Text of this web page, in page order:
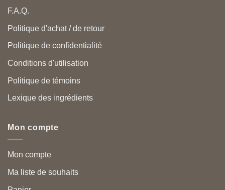
F.A.Q.
Politique d'achat / de retour
Politique de confidentialité
Conditions d'utilisation
Politique de témoins
Lexique des ingrédients
Mon compte
Mon compte
Ma liste de souhaits